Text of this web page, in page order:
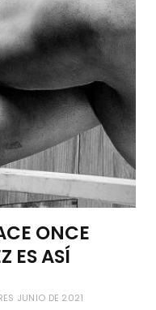
ONCE
ES ASÍ
JUNIO DE 2021